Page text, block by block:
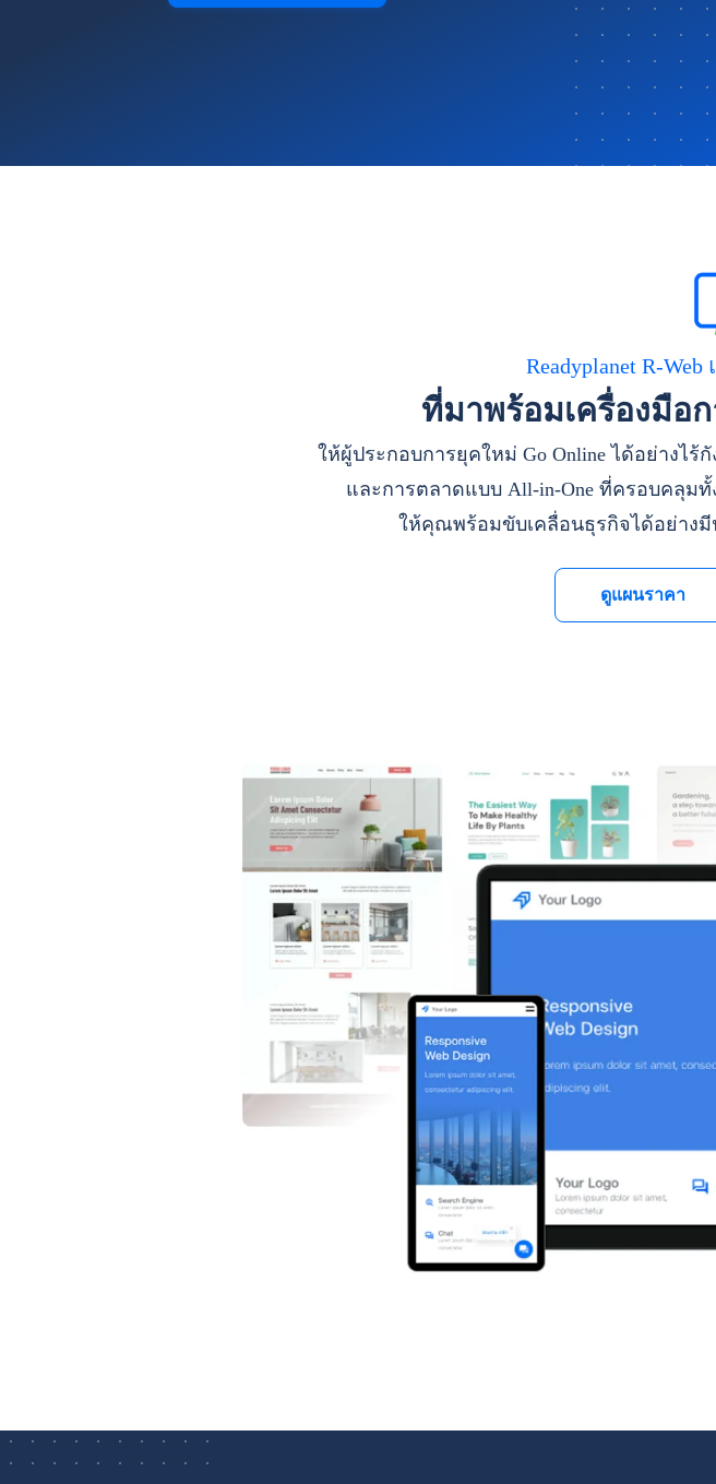
Readyplanet R-
ที่มาพร้อมเครื่องมือ
ให้ผู้ประกอบการยุคใหม่ Go Online ได้อย่างไร้
และการตลาดแบบ All-in-One ที่ครอบคลุม
ให้คุณพร้อมขับเคลื่อนธุรกิจได้อย่าง
ดูแผนราคา